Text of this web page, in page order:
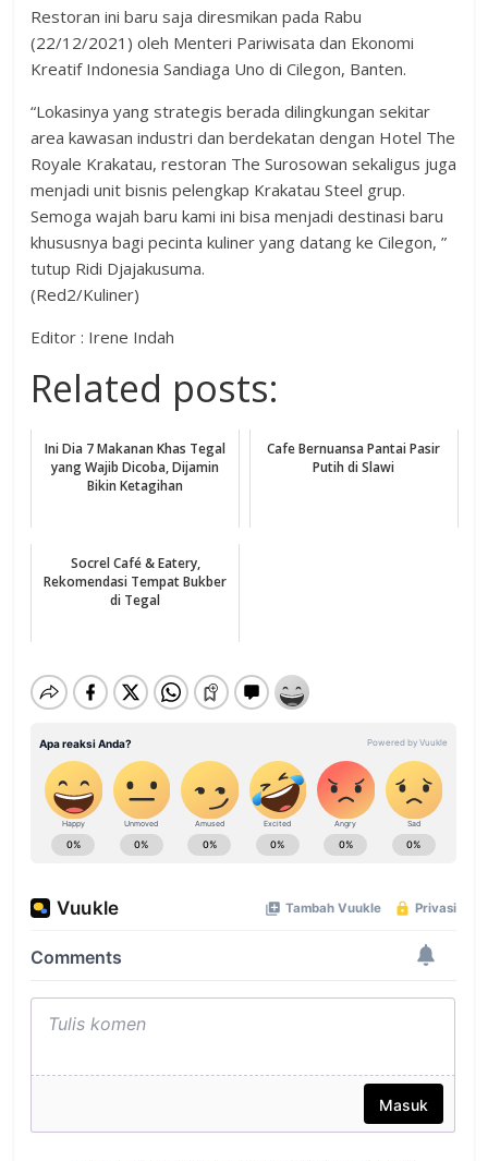
Restoran ini baru saja diresmikan pada Rabu
(22/12/2021) oleh Menteri Pariwisata dan Ekonomi
Kreatif Indonesia Sandiaga Uno di Cilegon, Banten.
“Lokasinya yang strategis berada dilingkungan sekitar
area kawasan industri dan berdekatan dengan Hotel The
Royale Krakatau, restoran The Surosowan sekaligus juga
menjadi unit bisnis pelengkap Krakatau Steel grup.
Semoga wajah baru kami ini bisa menjadi destinasi baru
khususnya bagi pecinta kuliner yang datang ke Cilegon, ”
tutup Ridi Djajakusuma.
(Red2/Kuliner)
Editor : Irene Indah
Related posts:
Ini Dia 7 Makanan Khas Tegal
yang Wajib Dicoba, Dijamin
Bikin Ketagihan
Cafe Bernuansa Pantai Pasir
Putih di Slawi
Socrel Café & Eatery,
Rekomendasi Tempat Bukber
di Tegal